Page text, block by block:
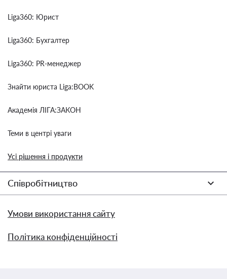
Liga360: Юрист
Liga360: Бухгалтер
Liga360: PR-менеджер
Знайти юриста Liga:BOOK
Академія ЛІГА:ЗАКОН
Теми в центрі уваги
Усі рішення і продукти
Співробітництво
Умови використання сайту
Політика конфіденційності